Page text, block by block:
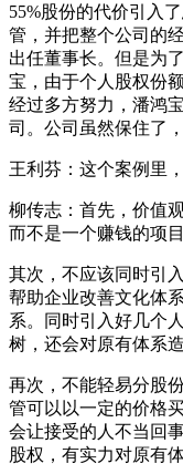
55%股份的代价引入
管，并把整个公司的
出任董事长。但是为
宝，由于个人股权份
经过多方努力，潘鸿
司。公司虽然保住了
王利芬：这个案例里
柳传志：首先，价值
而不是一个赚钱的项
其次，不应该同时引
帮助企业改善文化体
系。同时引入好几个
树，还会对原有体系造
再次，不能轻易分股
管可以以一定的价格
会让接受的人不当回
股权，有实力对原有